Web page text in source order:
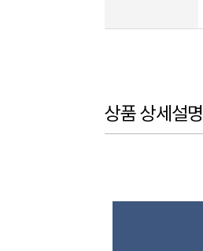
상품 상세설명